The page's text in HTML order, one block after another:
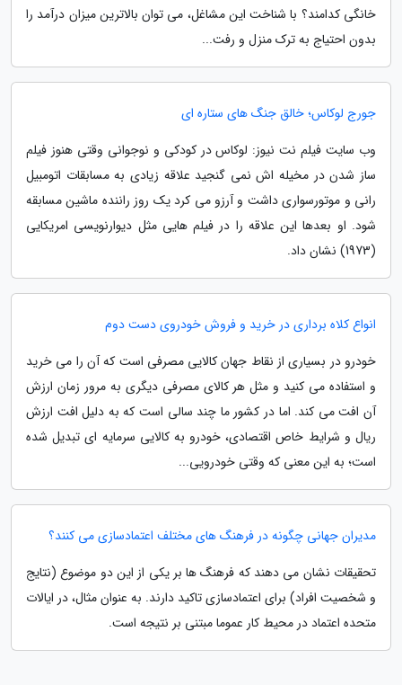
خانگی کدامند؟ با شناخت این مشاغل، می توان بالاترین میزان درآمد را
بدون احتیاج به ترک منزل و رفت...
جورج لوکاس؛ خالق جنگ های ستاره ای
وب سایت فیلم نت نیوز: لوکاس در کودکی و نوجوانی وقتی هنوز فیلم
ساز شدن در مخیله اش نمی گنجید علاقه زیادی به مسابقات اتومبیل
رانی و موتورسواری داشت و آرزو می کرد یک روز راننده ماشین مسابقه
شود. او بعدها این علاقه را در فیلم هایی مثل دیوارنویسی امریکایی
(1973) نشان داد.
انواع کلاه برداری در خرید و فروش خودروی دست دوم
خودرو در بسیاری از نقاط جهان کالایی مصرفی است که آن را می خرید
و استفاده می کنید و مثل هر کالای مصرفی دیگری به مرور زمان ارزش
آن افت می کند. اما در کشور ما چند سالی است که به دلیل افت ارزش
ریال و شرایط خاص اقتصادی، خودرو به کالایی سرمایه ای تبدیل شده
است؛ به این معنی که وقتی خودرویی...
مدیران جهانی چگونه در فرهنگ های مختلف اعتمادسازی می کنند؟
تحقیقات نشان می دهند که فرهنگ ها بر یکی از این دو موضوع (نتایج
و شخصیت افراد) برای اعتمادسازی تاکید دارند. به عنوان مثال، در ایالات
متحده اعتماد در محیط کار عموما مبتنی بر نتیجه است.